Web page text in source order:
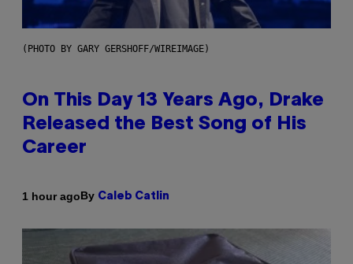
(PHOTO BY GARY GERSHOFF/WIREIMAGE)
On This Day 13 Years Ago, Drake
Released the Best Song of His
Career
1 hour agoBy Caleb Catlin